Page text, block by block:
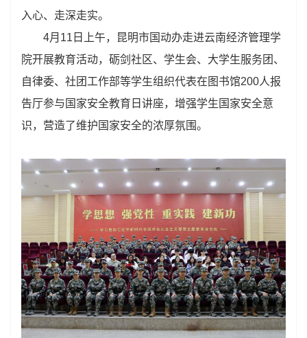
入心、走深走实。
4月11日上午，昆明市国动办走进云南经济管理学
院开展教育活动，砺剑社区、学生会、大学生服务团、
自律委、社团工作部等学生组织代表在图书馆200人报
告厅参与国家安全教育日讲座，增强学生国家安全意
识，营造了维护国家安全的浓厚氛围。